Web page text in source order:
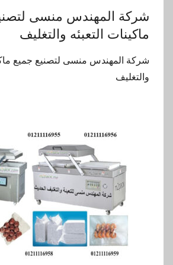
شركة المهندس منسى
ماكينات التعبئه والتغليف
شركة المهندس منسى لتصنيع جميع
والتغليف